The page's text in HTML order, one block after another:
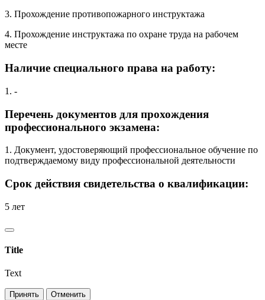
3. Прохождение противопожарного инструктажа
4. Прохождение инструктажа по охране труда на рабочем
месте
Наличие специального права на работу:
1. -
Перечень документов для прохождения
профессионального экзамена:
1. Документ, удостоверяющий профессиональное обучение по
подтверждаемому виду профессиональной деятельности
Срок действия свидетельства о квалификации:
5 лет
Title
Text
Принять Отменить